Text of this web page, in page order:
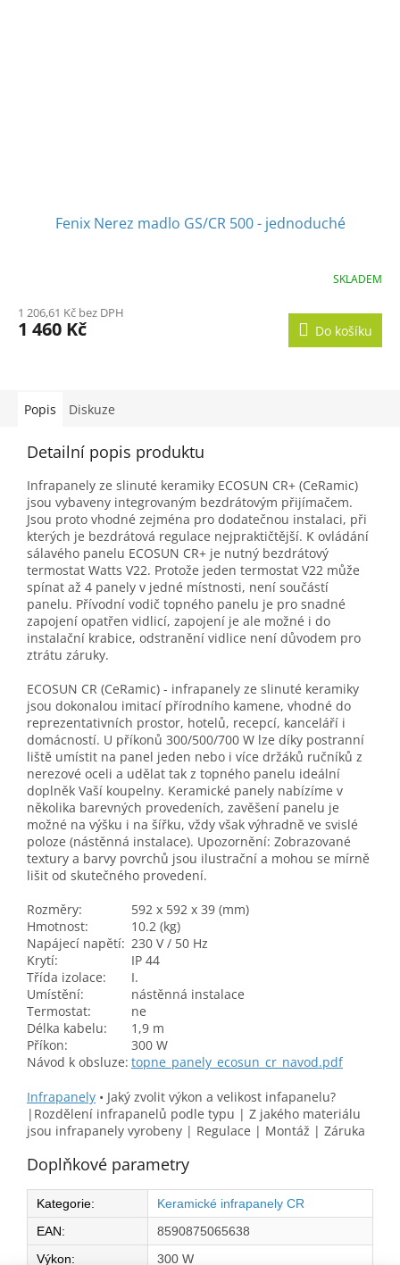
Fenix Nerez madlo GS/CR 500 - jednoduché
SKLADEM
1 206,61 Kč bez DPH
1 460 Kč Do košíku
Popis Diskuze
Detailní popis produktu
Infrapanely ze slinuté keramiky ECOSUN CR+ (CeRamic)
jsou vybaveny integrovaným bezdrátovým přijímačem.
Jsou proto vhodné zejména pro dodatečnou instalaci, při
kterých je bezdrátová regulace nejpraktičtější. K ovládání
sálavého panelu ECOSUN CR+ je nutný bezdrátový
termostat Watts V22. Protože jeden termostat V22 může
spínat až 4 panely v jedné místnosti, není součástí
panelu. Přívodní vodič topného panelu je pro snadné
zapojení opatřen vidlicí, zapojení je ale možné i do
instalační krabice, odstranění vidlice není důvodem pro
ztrátu záruky.
ECOSUN CR (CeRamic) - infrapanely ze slinuté keramiky
jsou dokonalou imitací přírodního kamene, vhodné do
reprezentativních prostor, hotelů, recepcí, kanceláří i
domácností. U příkonů 300/500/700 W lze díky postranní
liště umístit na panel jeden nebo i více držáků ručníků z
nerezové oceli a udělat tak z topného panelu ideální
doplněk Vaší koupelny. Keramické panely nabízíme v
několika barevných provedeních, zavěšení panelu je
možné na výšku i na šířku, vždy však výhradně ve svislé
poloze (nástěnná instalace). Upozornění: Zobrazované
textury a barvy povrchů jsou ilustrační a mohou se mírně
lišit od skutečného provedení.
Rozměry:
592 x 592 x 39 (mm)
Hmotnost:
10.2 (kg)
Napájecí napětí: 230 V / 50 Hz
Krytí:
IP 44
Třída izolace:
I.
Umístění:
nástěnná instalace
Termostat:
ne
Délka kabelu:
1,9 m
Příkon:
300 W
Návod k obsluze: topne_panely_ecosun_cr_navod.pdf
Infrapanely • Jaký zvolit výkon a velikost infapanelu?
|Rozdělení infrapanelů podle typu | Z jakého materiálu
jsou infrapanely vyrobeny | Regulace | Montáž | Záruka
Doplňkové parametry
Kategorie:
Keramické infrapanely CR
EAN:
8590875065638
Výkon: 300 W